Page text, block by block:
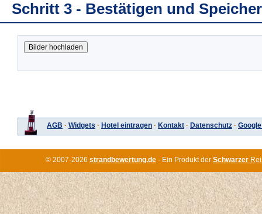
Schritt 3 - Bestätigen und
AGB · Widgets · Hotel eintragen · Kontakt · Datenschutz ·
© 2007-2026 strandbewertung.de · Ein Produkt der Schwarzer